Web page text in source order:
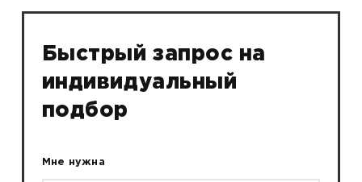
Быстрый запрос на
индивидуальный
подбор
Мне нужна